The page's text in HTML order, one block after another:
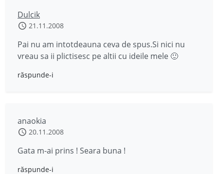
Dulcik
21.11.2008
Pai nu am intotdeauna ceva de spus.Si nici nu
vreau sa ii plictisesc pe altii cu ideile mele 🙂
răspunde-i
anaokia
20.11.2008
Gata m-ai prins ! Seara buna !
răspunde-i